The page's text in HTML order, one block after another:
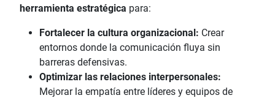
herramienta estratégica para:
Fortalecer la cultura organizacional: Crear
entornos donde la comunicación fluya sin
barreras defensivas.
Optimizar las relaciones interpersonales:
Mejorar la empatía entre líderes y equipos de